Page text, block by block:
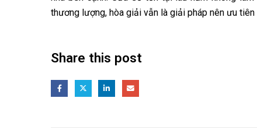
thương lượng, hòa giải vẫn là giải pháp nên ưu
Share this post